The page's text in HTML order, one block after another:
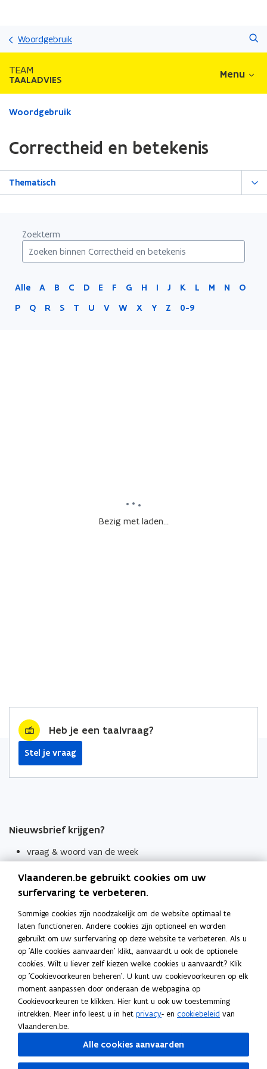
Woordgebruik
TEAM
TAALADVIES Menu
Gedaan
zich
op:
Correctheid
Woordgebruik
Correctheid en betekenis
Thematisch
Zoekterm
Alle A B C D E F G H I J K L M N
O
P
Q R S T U V W X Y Z 0-9
Bezig met laden...
Heb je een taalvraag?
Stel je vraag
Nieuwsbrief krijgen?
vraag & woord van de week
Schrijf je in
Thema's
Taaladviezen
Spellingregels
Tips voor duidelijke taal
Bekijk ook
Spellingtests
Boek- en webwijzer
Vlaanderen.be gebruikt cookies om uw
surfervaring te verbeteren.
Sommige cookies zijn noodzakelijk om de website optimaal te
laten functioneren. Andere cookies zijn optioneel en worden
gebruikt om uw surfervaring op deze website te verbeteren. Als u
op 'Alle cookies aanvaarden' klikt, aanvaardt u ook de optionele
cookies. Wilt u liever zelf kiezen welke cookies u aanvaardt? Klik
op 'Cookievoorkeuren beheren'. U kunt uw cookievoorkeuren op elk
moment aanpassen door onderaan de webpagina op
Cookievoorkeuren te klikken. Hier kunt u ook uw toestemming
intrekken. Meer info leest u in het privacy- en cookiebeleid van
Vlaanderen.be.
Alle cookies aanvaarden